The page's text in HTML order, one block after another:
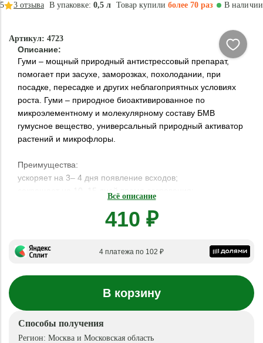
В упаковке: 0,5 л Товар купили более 70 раз
5 3 отзыва В наличии
Артикул: 4723
Описание:
Гуми – мощный природный антистрессовый препарат,
помогает при засухе, заморозках, похолодании, при
посадке, пересадке и других неблагоприятных условиях
роста. Гуми – природное биоактивированное по
микроэлементному и молекулярному составу БМВ
гумусное вещество, универсальный природный активатор
растений и микрофлоры.
Преимущества:
ускоряет на 3– 4 дня появление всходов;
полезных веществ; улучшает вкус, цвет, аромат, качество,
экологическую чистоту и лежкость урожая;
пересадке, погодных аномалиях, поражении вредителями
элементами питания в почве и корнями растений, в
результате на 20–30 % экономятся удобрения и
снижается потребность в поливах;
образует ажурные барьеры вокруг корней растений,
Всё описание
410 ₽
4 платежа по 102 ₽
В корзину
Способы получения
Регион: Москва и Московская область